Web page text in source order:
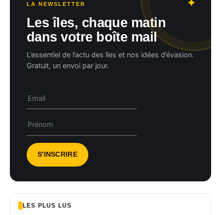
LA NEWSLETTER
Les îles, chaque matin
dans votre boîte mail
L’essentiel de l’actu des îles et nos idées d’évasion.
Gratuit, un envoi par jour.
LES PLUS LUS